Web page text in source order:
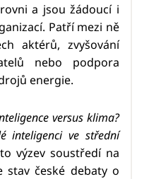
a jsou žádoucí i
Patří mezi ně
aktérů, zvyšování
nebo podpora
energie.
versus klima?
inteligenci ve střední
výzev soustředí na
stav české debaty o